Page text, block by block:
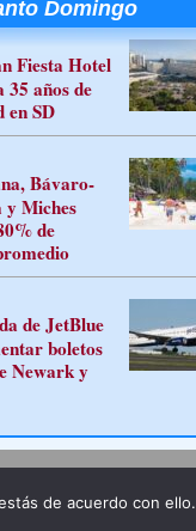
Domingo
Fiesta Hotel
años de
en SD
Bávaro-
y Miches
de
de JetBlue
boletos
Newark y
de acuerdo con ello.